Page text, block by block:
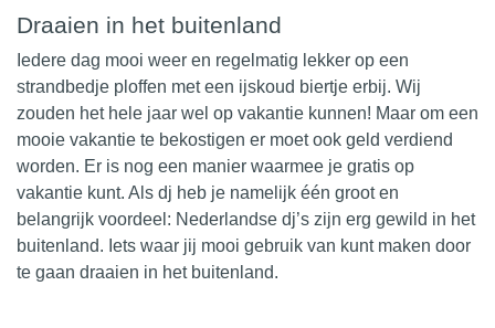
Draaien in het buitenland
Iedere dag mooi weer en regelmatig lekker op een
strandbedje ploffen met een ijskoud biertje erbij. Wij
zouden het hele jaar wel op vakantie kunnen! Maar om een
mooie vakantie te bekostigen er moet ook geld verdiend
worden. Er is nog een manier waarmee je gratis op
vakantie kunt. Als dj heb je namelijk één groot en
belangrijk voordeel: Nederlandse dj’s zijn erg gewild in het
buitenland. Iets waar jij mooi gebruik van kunt maken door
te gaan draaien in het buitenland.